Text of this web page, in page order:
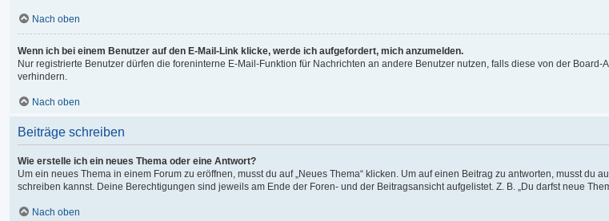
Nach oben
Wenn ich bei einem Benutzer auf den E-Mail-Link klicke, werde ich aufgefordert, mich anzumelden.
Nur registrierte Benutzer dürfen die foreninterne E-Mail-Funktion für Nachrichten an andere Benutzer nutzen, falls diese von der
verhindern.
Nach oben
Beiträge schreiben
Wie erstelle ich ein neues Thema oder eine Antwort?
Um ein neues Thema in einem Forum zu eröffnen, musst du auf „Neues Thema“ klicken. Um auf einen Beitrag zu antworten, musst du
schreiben kannst. Deine Berechtigungen sind jeweils am Ende der Foren- und der Beitragsansicht aufgelistet. Z. B. „Du darfst neue
Nach oben